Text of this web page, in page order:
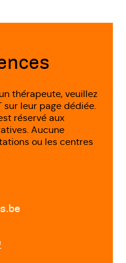
thérapeute, veuillez
sur leur page dédiée.
réservé aux
Aucune
ou les centres